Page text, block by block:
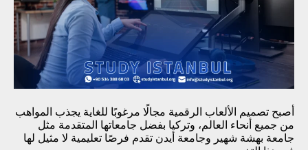
أصبح تصميم الألعاب الرقمية مجالًا مرغوبًا للغاية يجذب المواهب
من جميع أنحاء العالم، وتركيا بفضل جامعاتها المتقدمة مثل
جامعة بهشة شهير وجامعة أيدن تقدم فرصًا تعليمية لا مثيل لها